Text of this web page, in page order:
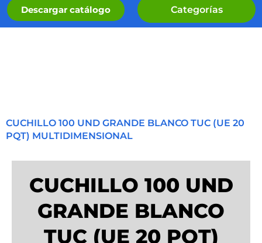
Categorías
Descargar catálogo
CUCHILLO 100 UND GRANDE BLANCO TUC (UE 20
PQT) MULTIDIMENSIONAL
CUCHILLO 100 UND
GRANDE BLANCO
TUC (UE 20 PQT)